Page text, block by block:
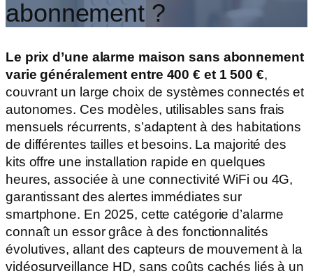
abonnement ?
Le prix d’une alarme maison sans abonnement
varie généralement entre 400 € et 1 500 €,
couvrant un large choix de systèmes connectés et
autonomes. Ces modèles, utilisables sans frais
mensuels récurrents, s’adaptent à des habitations
de différentes tailles et besoins. La majorité des
kits offre une installation rapide en quelques
heures, associée à une connectivité WiFi ou 4G,
garantissant des alertes immédiates sur
smartphone. En 2025, cette catégorie d’alarme
connaît un essor grâce à des fonctionnalités
évolutives, allant des capteurs de mouvement à la
vidéosurveillance HD, sans coûts cachés liés à un